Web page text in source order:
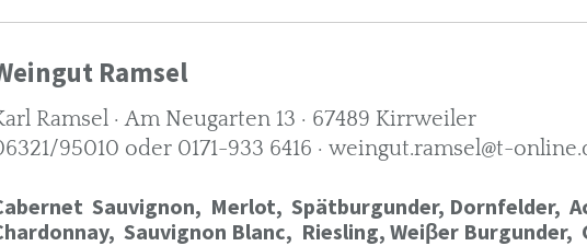
Ramsel
Ramsel · Am Neugarten 13 · 67489 Kirrweiler
95010 oder 0171-933 6416 · weingut.ramsel@t-
Sauvignon, Merlot, Spätburgunder, Dornfelder,
Sauvignon Blanc, Riesling, Weiβer Burgunder,